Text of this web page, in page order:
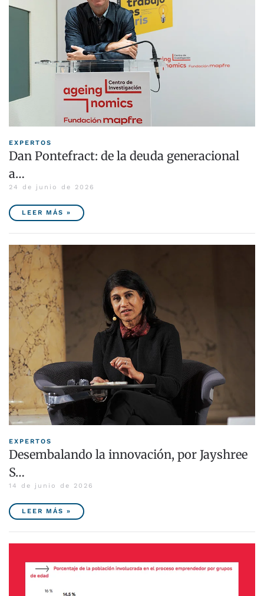
EXPERTOS
Dan Pontefract: de la deuda generacional
a…
24 de junio de 2026
LEER MÁS »
EXPERTOS
Desembalando la innovación, por Jayshree
S…
14 de junio de 2026
LEER MÁS »